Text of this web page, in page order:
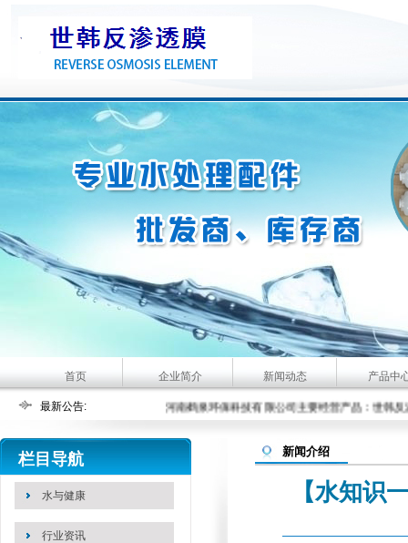
首页 企业简介 新闻动态 产品中
最新公告: 大河人家主要经营产品：家用净水机、家用纯水机、
河南鹤泉环保科技有限公司主要经营产品：世韩反渗
栏目导航
水与健康
行业资讯
新闻介绍
【水知识